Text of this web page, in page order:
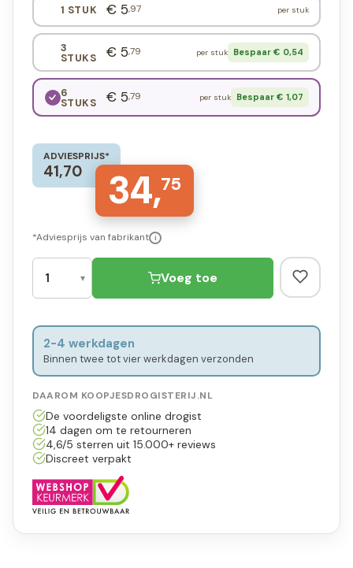
1 STUK € 5,97 per stuk
3
STUKS € 5,79 per stuk Bespaar € 0,54
6
STUKS € 5,79 per stuk Bespaar € 1,07
ADVIESPRIJS*
41,70 34,75
*Adviesprijs van fabrikant i
Voeg toe
2-4 werkdagen
Binnen twee tot vier werkdagen verzonden
DAAROM KOOPJESDROGISTERIJ.NL
De voordeligste online drogist
14 dagen om te retourneren
4,6/5 sterren uit 15.000+ reviews
Discreet verpakt